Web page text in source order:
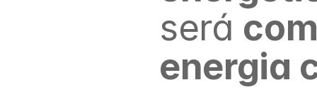
será
energia